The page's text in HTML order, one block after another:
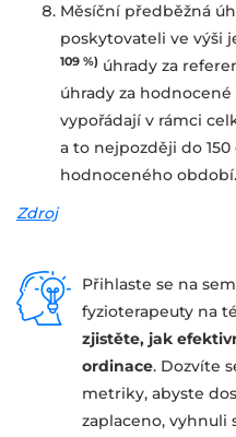
Měsíční předběžná
poskytovateli ve výši
109 %) úhrady za
úhrady za
vypořádají v rámci
a to nejpozději do
hodnoceného období.
Zdroj
Přihlaste se na
fyzioterapeuty na
zjistěte, jak
ordinace. Dozvíte
metriky, abyste
zaplaceno, vyhnuli